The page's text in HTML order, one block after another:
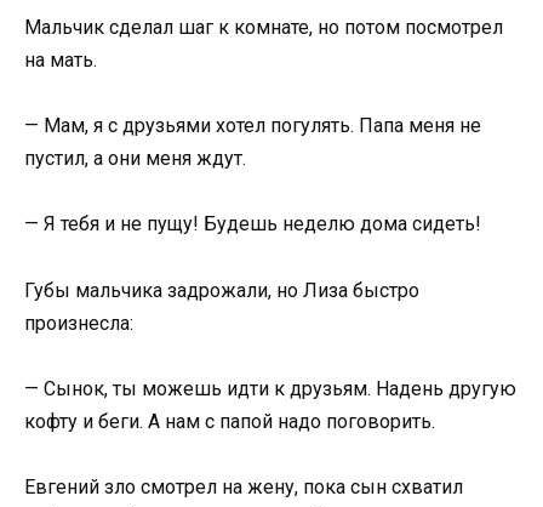
Мальчик сделал шаг к комнате, но потом посмотрел
на мать.
— Мам, я с друзьями хотел погулять. Папа меня не
пустил, а они меня ждут.
— Я тебя и не пущу! Будешь неделю дома сидеть!
Губы мальчика задрожали, но Лиза быстро
произнесла:
— Сынок, ты можешь идти к друзьям. Надень другую
кофту и беги. А нам с папой надо поговорить.
Евгений зло смотрел на жену, пока сын схватил